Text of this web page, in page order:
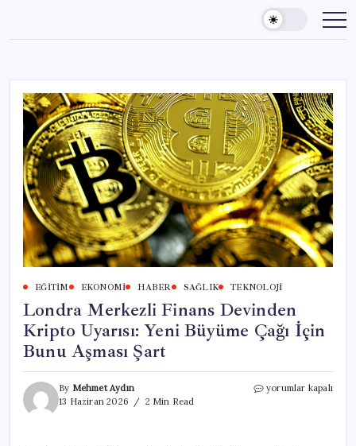
content
EĞITIM EKONOMI HABER SAĞLIK TEKNOLOJI
Londra Merkezli Finans Devinden
Kripto Uyarısı: Yeni Büyüme Çağı İçin
Bunu Aşması Şart
By Mehmet Aydın
13 Haziran 2026
2 Min Read
Londra
yorumlar kapalı